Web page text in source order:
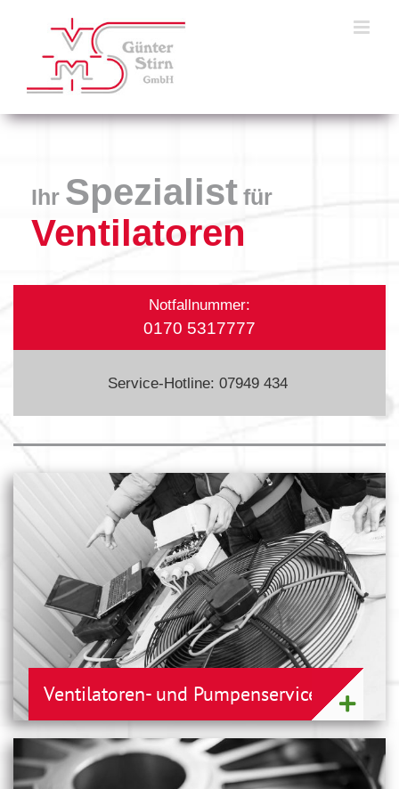
Ihr Spezialist für
Ventilatoren
Notfallnummer:
0170 5317777
Service-Hotline: 07949 434
Ventilatoren- und Pumpenservice